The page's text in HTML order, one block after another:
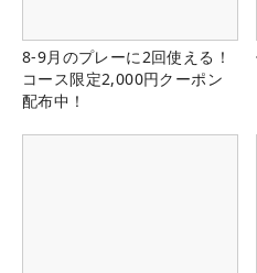
8-9月のプレーに2回使える！
コース限定2,000円クーポン
配布中！